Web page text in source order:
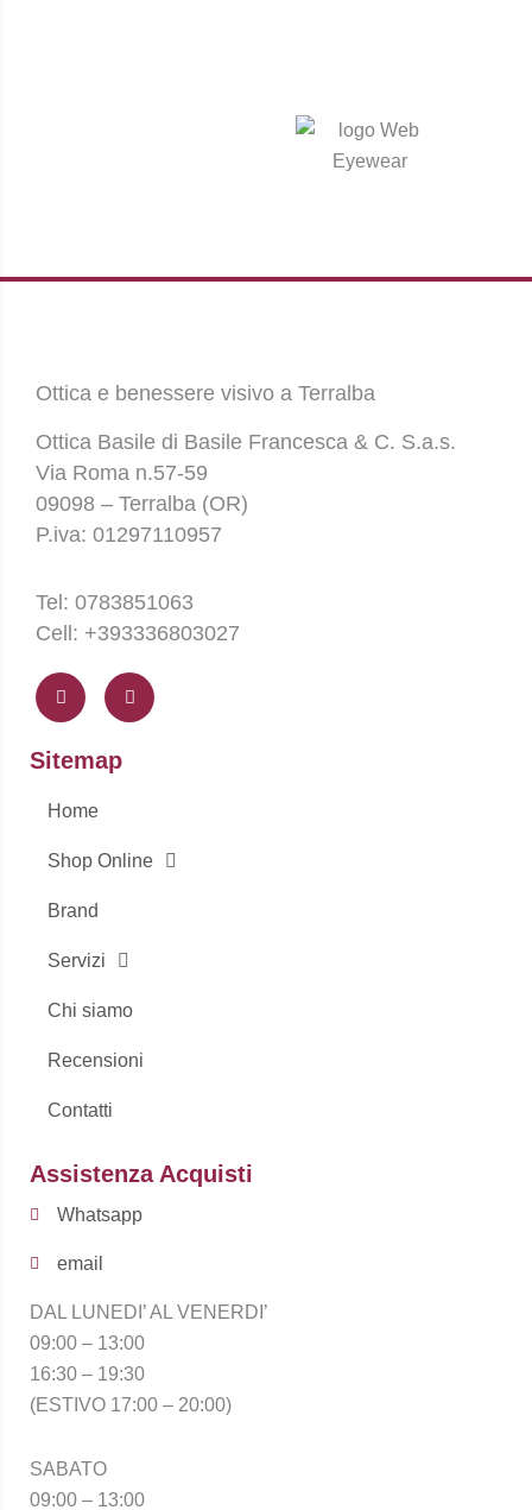
Ottica e benessere visivo a Terralba
Ottica Basile di Basile Francesca & C. S.a.s.
Via Roma n.57-59
09098 – Terralba (OR)
P.iva: 01297110957
Tel: 0783851063
Cell: +393336803027
a
c
e
b
o
-
f
n
s
t
a
Sitemap
Home
Shop Online
Brand
Servizi
Chi siamo
Recensioni
Contatti
Assistenza Acquisti
Whatsapp
email
DAL LUNEDI’ AL VENERDI’
09:00 – 13:00
16:30 – 19:30
(ESTIVO 17:00 – 20:00)
SABATO
09:00 – 13:00